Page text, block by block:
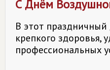
С Днём
В этот
крепкого здоровья,
профессиональных